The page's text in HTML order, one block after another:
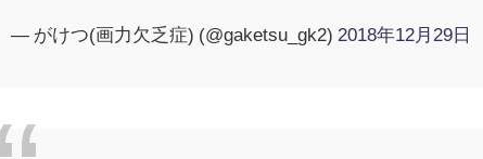
— がけつ(画力欠乏症) (@gaketsu_gk2) 2018年12月29日